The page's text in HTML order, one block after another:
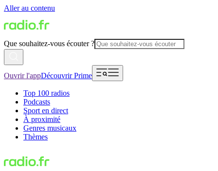
Aller au contenu
Que souhaitez-vous écouter ?
Ouvrir l'appDécouvrir Prime
Top 100 radios
Podcasts
Sport en direct
À proximité
Genres musicaux
Thèmes